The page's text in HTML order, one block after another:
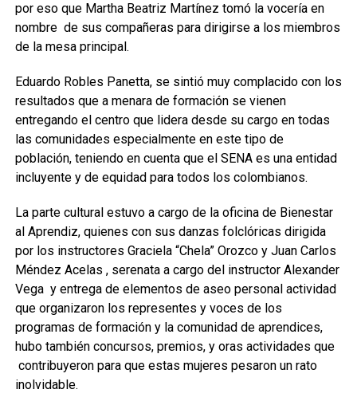
por eso que Martha Beatriz Martínez tomó la vocería en
nombre de sus compañeras para dirigirse a los miembros
de la mesa principal.
Eduardo Robles Panetta, se sintió muy complacido con los
resultados que a menara de formación se vienen
entregando el centro que lidera desde su cargo en todas
las comunidades especialmente en este tipo de
población, teniendo en cuenta que el SENA es una entidad
incluyente y de equidad para todos los colombianos.
La parte cultural estuvo a cargo de la oficina de Bienestar
al Aprendiz, quienes con sus danzas folclóricas dirigida
por los instructores Graciela “Chela” Orozco y Juan Carlos
Méndez Acelas , serenata a cargo del instructor Alexander
Vega y entrega de elementos de aseo personal actividad
que organizaron los representes y voces de los
programas de formación y la comunidad de aprendices,
hubo también concursos, premios, y oras actividades que
contribuyeron para que estas mujeres pesaron un rato
inolvidable.